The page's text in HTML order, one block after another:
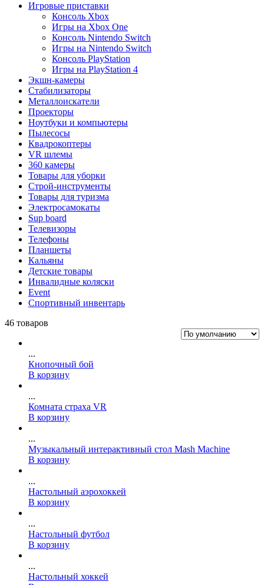
Игровые приставки
Консоль Xbox
Игры на Xbox One
Консоль Nintendo Switch
Игры на Nintendo Switch
Консоль PlayStation
Игры на PlayStation 4
Экшн-камеры
Стабилизаторы
Металлоискатели
Проекторы
Ноутбуки и компьютеры
Пылесосы
Квадрокоптеры
VR шлемы
360 камеры
Товары для уборки
Строй-инструменты
Товары для туризма
Электросамокаты
Sup board
Телевизоры
Телефоны
Планшеты
Кальяны
Детские товары
Инвалидные коляски
Event
Спортивный инвентарь
46 товаров
...
Кнопочный бой
В корзину
...
Комната страха VR
В корзину
...
Музыкальный интерактивный стол Mash Machine
В корзину
...
Настольный аэрохоккей
В корзину
...
Настольный футбол
В корзину
...
Настольный хоккей